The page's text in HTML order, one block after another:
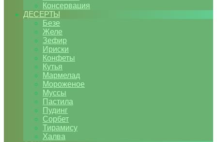
Консервация
ДЕСЕРТЫ
Безе
Желе
Зефир
Ириски
Конфеты
Кутья
Мармелад
Мороженое
Муссы
Пастила
Пудинг
Сорбет
Тирамису
Халва